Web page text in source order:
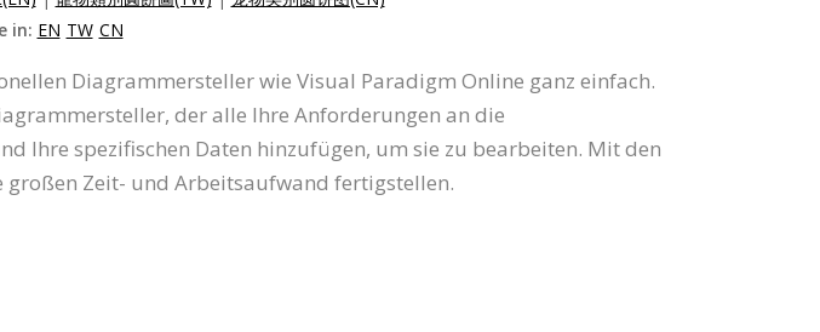
in: EN TW CN
Diagrammersteller wie Visual Paradigm Online ganz einfach.
der alle Ihre Anforderungen an die
Ihre spezifischen Daten hinzufügen, um sie zu bearbeiten. Mit den
großen Zeit- und Arbeitsaufwand fertigstellen.